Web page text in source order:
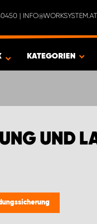
| INFO@WORKSYSTEM.AT
KATEGORIEN
UND